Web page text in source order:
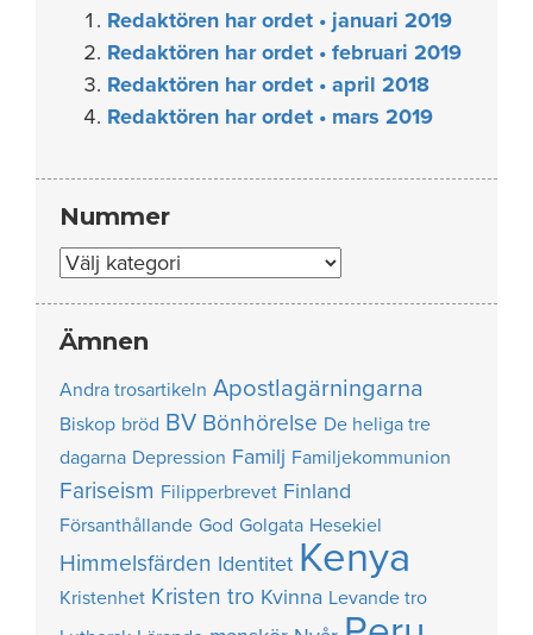
Redaktören har ordet • januari 2019
Redaktören har ordet • februari 2019
Redaktören har ordet • april 2018
Redaktören har ordet • mars 2019
Nummer
Nummer
Ämnen
Andra trosartikeln Apostlagärningarna
Biskop bröd BV Bönhörelse De heliga tre
dagarna Depression Familj Familjekommunion
Fariseism Filipperbrevet Finland
Försanthållande God Golgata Hesekiel
Himmelsfärden Identitet Kenya
Kristenhet Kristen tro Kvinna Levande tro